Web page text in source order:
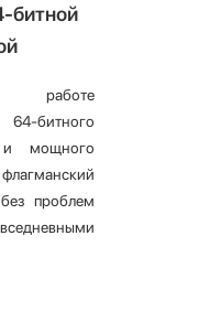
битной
64-битного
мощного
проблем